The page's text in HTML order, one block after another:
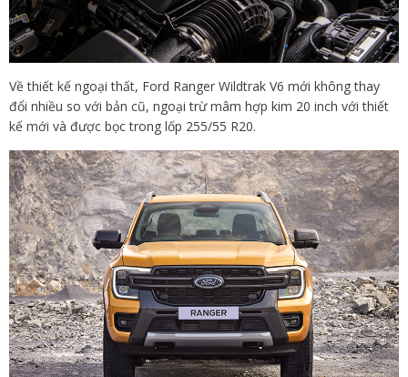
Về thiết kế ngoại thất, Ford Ranger Wildtrak V6 mới không thay
đổi nhiều so với bản cũ, ngoại trừ mâm hợp kim 20 inch với thiết
kế mới và được bọc trong lốp 255/55 R20.